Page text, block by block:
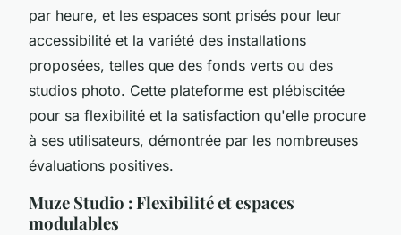
par heure, et les espaces sont prisés pour leur
accessibilité et la variété des installations
proposées, telles que des fonds verts ou des
studios photo. Cette plateforme est plébiscitée
pour sa flexibilité et la satisfaction qu'elle procure
à ses utilisateurs, démontrée par les nombreuses
évaluations positives.
Muze Studio : Flexibilité et espaces
modulables